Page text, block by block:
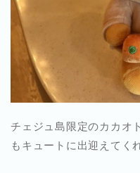
チェジュ島限定のカカオ
もキュートに出迎えてく